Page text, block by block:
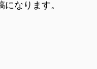
なります。